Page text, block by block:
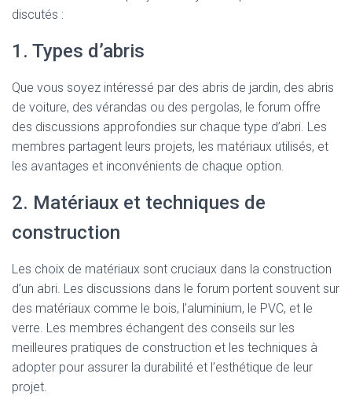
discutés :
1. Types d’abris
Que vous soyez intéressé par des abris de jardin, des abris
de voiture, des vérandas ou des pergolas, le forum offre
des discussions approfondies sur chaque type d’abri. Les
membres partagent leurs projets, les matériaux utilisés, et
les avantages et inconvénients de chaque option.
2. Matériaux et techniques de
construction
Les choix de matériaux sont cruciaux dans la construction
d’un abri. Les discussions dans le forum portent souvent sur
des matériaux comme le bois, l’aluminium, le PVC, et le
verre. Les membres échangent des conseils sur les
meilleures pratiques de construction et les techniques à
adopter pour assurer la durabilité et l’esthétique de leur
projet.